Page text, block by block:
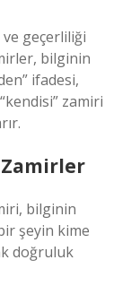
ve geçerliliği
bilginin
ifadesi,
zamiri
bilginin
şeyin kime
doğruluk